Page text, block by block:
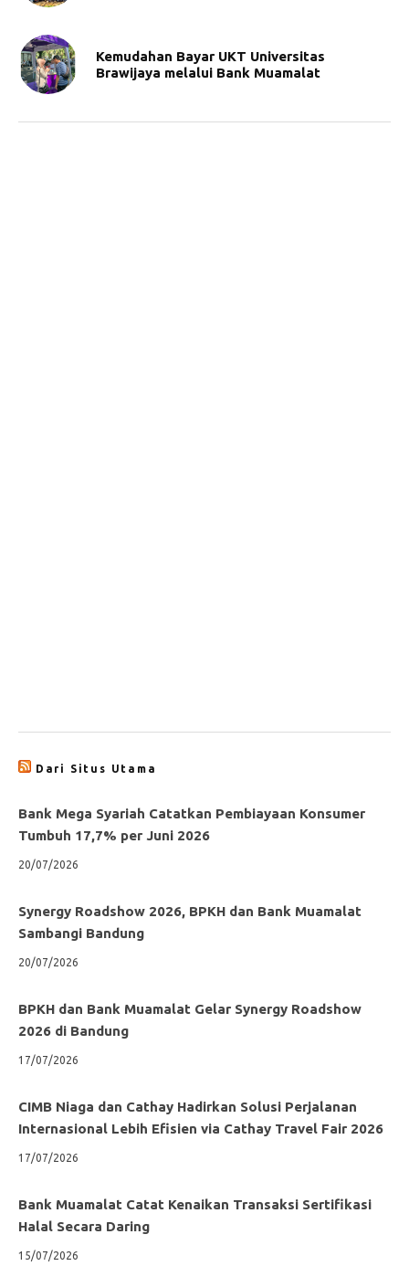
Kemudahan Bayar UKT Universitas
Brawijaya melalui Bank Muamalat
Dari Situs Utama
Bank Mega Syariah Catatkan Pembiayaan Konsumer
Tumbuh 17,7% per Juni 2026
20/07/2026
Synergy Roadshow 2026, BPKH dan Bank Muamalat
Sambangi Bandung
20/07/2026
BPKH dan Bank Muamalat Gelar Synergy Roadshow
2026 di Bandung
17/07/2026
CIMB Niaga dan Cathay Hadirkan Solusi Perjalanan
Internasional Lebih Efisien via Cathay Travel Fair 2026
17/07/2026
Bank Muamalat Catat Kenaikan Transaksi Sertifikasi
Halal Secara Daring
15/07/2026